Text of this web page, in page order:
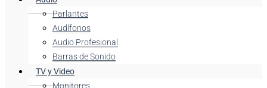
Parlantes
Audífonos
Audio Profesional
Barras de Sonido
TV y Video
Monitores